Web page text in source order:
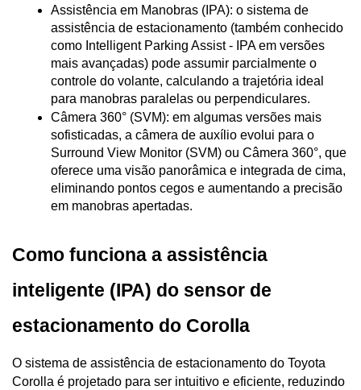
Assistência em Manobras (IPA): o sistema de
assistência de estacionamento (também conhecido
como Intelligent Parking Assist - IPA em versões
mais avançadas) pode assumir parcialmente o
controle do volante, calculando a trajetória ideal
para manobras paralelas ou perpendiculares.
Câmera 360° (SVM): em algumas versões mais
sofisticadas, a câmera de auxílio evolui para o
Surround View Monitor (SVM) ou Câmera 360°, que
oferece uma visão panorâmica e integrada de cima,
eliminando pontos cegos e aumentando a precisão
em manobras apertadas.
Como funciona a assistência
inteligente (IPA) do sensor de
estacionamento do Corolla
O sistema de assistência de estacionamento do Toyota
Corolla é projetado para ser intuitivo e eficiente, reduzindo